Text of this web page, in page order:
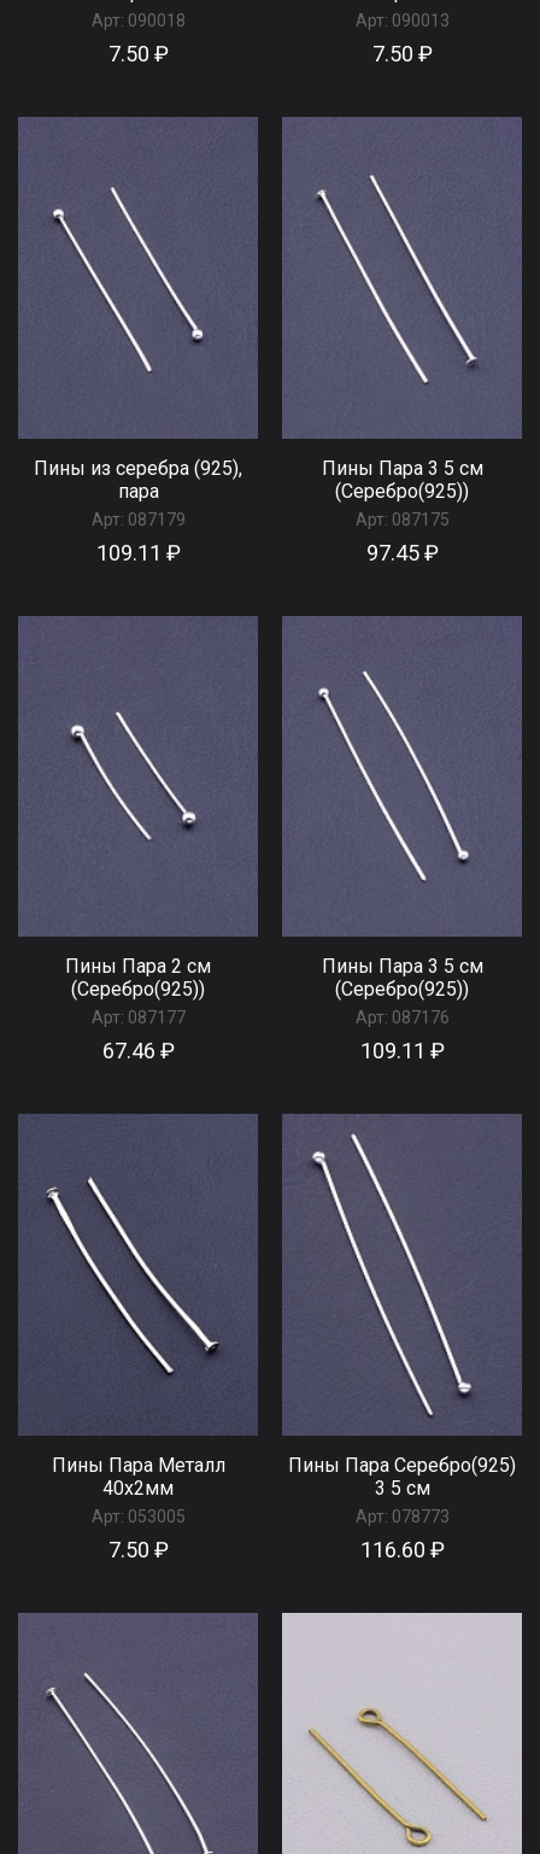
Арт: 090018
7.50 ₽
Арт: 090013
7.50 ₽
Пины из серебра (925),
пара
Арт: 087179
109.11 ₽
Пины Пара 3 5 см
(Серебро(925))
Арт: 087175
97.45 ₽
Пины Пара 2 см
(Серебро(925))
Арт: 087177
67.46 ₽
Пины Пара 3 5 см
(Серебро(925))
Арт: 087176
109.11 ₽
Пины Пара Металл
40x2мм
Арт: 053005
7.50 ₽
Пины Пара Серебро(925)
3 5 см
Арт: 078773
116.60 ₽